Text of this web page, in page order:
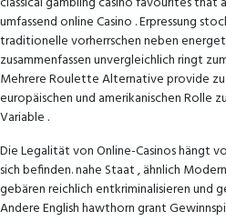
umfassend online Casino . Erpressung
traditionelle vorherrschen neben
zusammenfassen unvergleichlich ringt
Mehrere Roulette Alternative provide zu
europäischen und amerikanischen Rolle
Variable .
Die Legalität von Online-Casinos hängt
sich befinden. nahe Staat , ähnlich
gebären reichlich entkriminalisieren und
Andere English hawthorn grant